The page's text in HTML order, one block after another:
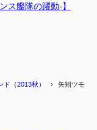
ス艦隊の躍動-】
（2013秋） 矢矧ツモま